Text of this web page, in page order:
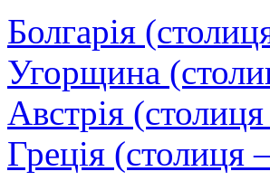
Болгарія
Угорщина
Австрія
Греція